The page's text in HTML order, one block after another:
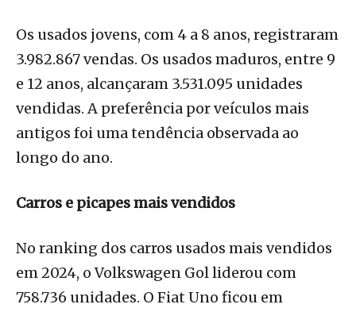
Os usados jovens, com 4 a 8 anos, registraram
3.982.867 vendas. Os usados maduros, entre 9
e 12 anos, alcançaram 3.531.095 unidades
vendidas. A preferência por veículos mais
antigos foi uma tendência observada ao
longo do ano.
Carros e picapes mais vendidos
No ranking dos carros usados mais vendidos
em 2024, o Volkswagen Gol liderou com
758.736 unidades. O Fiat Uno ficou em